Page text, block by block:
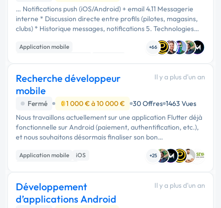
… Notifications push (iOS/Android) + email 4.11 Messagerie
interne * Discussion directe entre profils (pilotes, magasins,
clubs) * Historique messages, notifications 5. Technologies
recommandées * Front mobile : React Native ou Flutter *
Back-end …
Application mobile
+66
Recherche développeur
mobile
Il y a plus d'un an
Fermé 1 000 € à 10 000 € 30 Offres 1463 Vues
Nous travaillons actuellement sur une application Flutter déjà
fonctionnelle sur Android (paiement, authentification, etc.),
et nous souhaitons désormais finaliser son bon
fonctionnement sur iOS. Nous recherchons un développeur
mobile pour …
Application mobile
iOS
+25
Développement
d’applications Android
Il y a plus d'un an